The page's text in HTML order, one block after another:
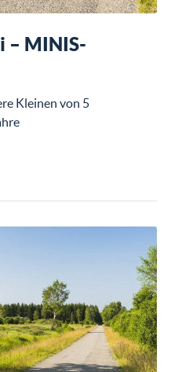
– MINIS-
Kleinen von 5